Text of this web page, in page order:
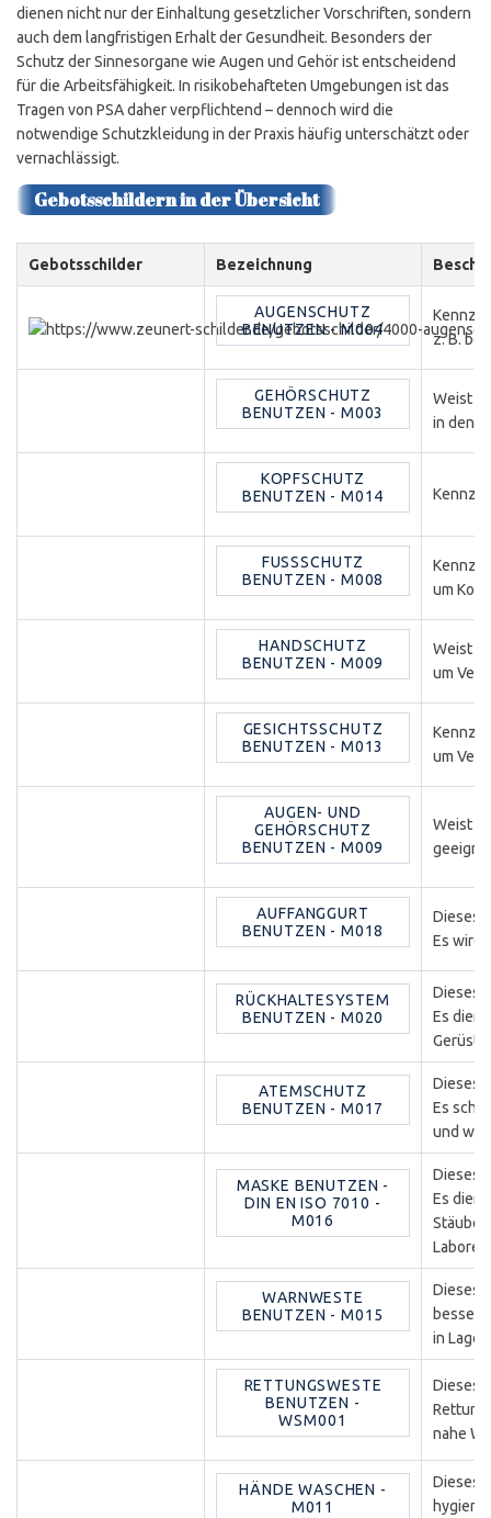
dienen nicht nur der Einhaltung gesetzlicher Vorschriften, sondern
auch dem langfristigen Erhalt der Gesundheit. Besonders der
Schutz der Sinnesorgane wie Augen und Gehör ist entscheidend
für die Arbeitsfähigkeit. In risikobehafteten Umgebungen ist das
Tragen von PSA daher verpflichtend – dennoch wird die
notwendige Schutzkleidung in der Praxis häufig unterschätzt oder
vernachlässigt.
Gebotsschildern in der Übersicht
Gebotsschilder Bezeichnung
AUGENSCHUTZ
BENUTZEN - M004
z. B.
GEHÖRSCHUTZ
BENUTZEN - M003
Weist
in
KOPFSCHUTZ
BENUTZEN - M014
FUSSSCHUTZ B
ENUTZEN - M008
um
HANDSCHUTZ
BENUTZEN - M009
Weist
um
GESICHTSSCHUTZ
BENUTZEN - M013
um
AUGEN- UND
GEHÖRSCHUTZ
BENUTZEN - M009
Weist
AUFFANGGURT
BENUTZEN - M018
Dieses
Es wird
RÜCKHALTESYSTEM
BENUTZEN - M020
Dieses
Es
ATEMSCHUTZ
BENUTZEN - M017
Dieses
Es
und
MASKE BENUTZEN -
DIN EN ISO 7010 -
M016
Dieses
Es
WARNWESTE
BENUTZEN - M015
Dieses
in
RETTUNGSWESTE
BENUTZEN -
WSM001
Dieses
nahe
HÄNDE WASCHEN -
M011
Dieses